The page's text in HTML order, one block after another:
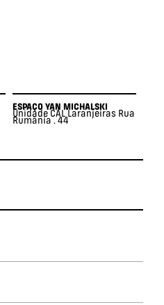
ESPAÇO YAN MICHALSKI
Unidade CAL Laranjeiras Rua
Rumânia . 44